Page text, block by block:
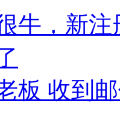
牛，新
板 收到